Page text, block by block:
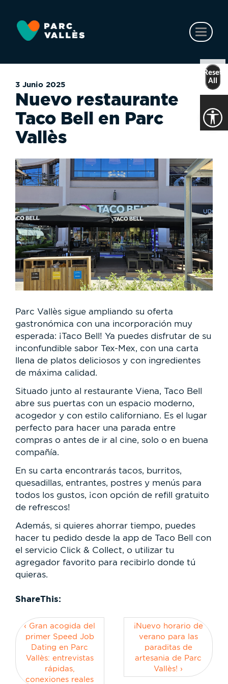
contenido
principal
3 Junio 2025
Nuevo restaurante
Taco Bell en Parc
Vallès
Parc Vallès sigue ampliando su oferta
gastronómica con una incorporación muy
esperada: ¡Taco Bell! Ya puedes disfrutar de su
inconfundible sabor Tex-Mex, con una carta
llena de platos deliciosos y con ingredientes
de máxima calidad.
Situado junto al restaurante Viena, Taco Bell
abre sus puertas con un espacio moderno,
acogedor y con estilo californiano. Es el lugar
perfecto para hacer una parada entre
compras o antes de ir al cine, solo o en buena
compañía.
En su carta encontrarás tacos, burritos,
quesadillas, entrantes, postres y menús para
todos los gustos, ¡con opción de refill gratuito
de refrescos!
Además, si quieres ahorrar tiempo, puedes
hacer tu pedido desde la app de Taco Bell con
el servicio Click & Collect, o utilizar tu
agregador favorito para recibirlo donde tú
quieras.
ShareThis:
‹ Gran acogida del
primer Speed Job
Dating en Parc
Vallès: entrevistas
rápidas,
conexiones reales
¡Nuevo horario de
verano para las
paraditas de
artesania de Parc
Vallès! ›
Reset
All